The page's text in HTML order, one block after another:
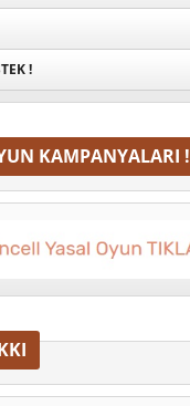
!
KAMPANYALARI !